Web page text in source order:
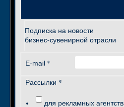
Подписка на новости
бизнес-сувенирной отрасли
E-mail *
Рассылки *
для рекламных агентств